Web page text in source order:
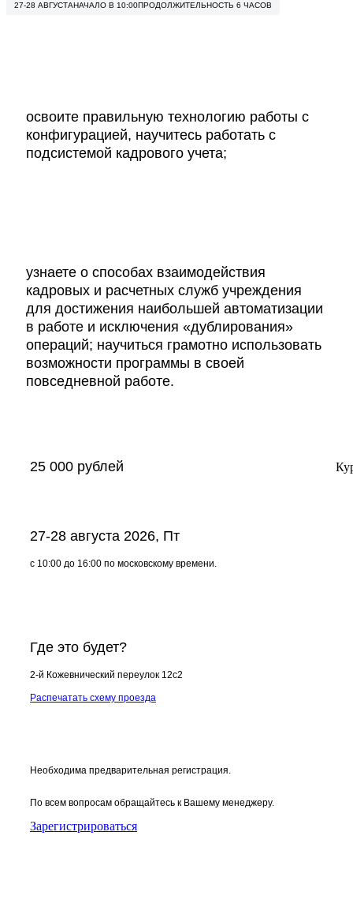
25 000 рублей
27-28 августа 2026, Пт
с 10:00 до 16:00 по московскому времени.
Где это будет?
2-й Кожевнический переулок 12с2
Распечатать схему проезда
Необходима предварительная регистрация.
По всем вопросам обращайтесь к Вашему менеджеру.
Зарегистрироваться
27-28 АВГУСТАНАЧАЛО В 10:00ПРОДОЛЖИТЕЛЬНОСТЬ 6 ЧАСОВ
освоите правильную технологию работы с
конфигурацией, научитесь работать с
подсистемой кадрового учета;
узнаете о способах взаимодействия
кадровых и расчетных служб учреждения
для достижения наибольшей автоматизации
в работе и исключения «дублирования»
операций; научиться грамотно использовать
возможности программы в своей
повседневной работе.